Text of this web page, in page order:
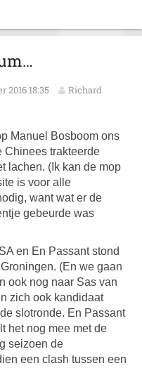
2016 18:35
Richard
Manuel Bosboom ons
Chinees trakteerde
lachen. (Ik kan de mop
is voor alle
want wat er de
gebeurde was
en En Passant stond
(En we gaan
ook nog naar Sas van
zich ook kandidaat
slotronde. En Passant
het nog mee met de
seizoen de
een clash tussen een